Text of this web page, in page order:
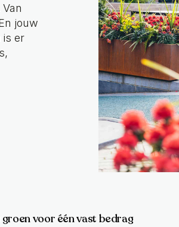
jouw
is er
voor één vast bedrag